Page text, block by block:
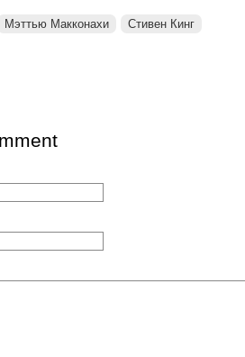
Мэттью Макконахи Стивен Кинг